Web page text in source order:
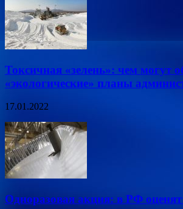
Токсичная «зелень»: чем могут
«экологические» планы
17.01.2022
Одноразовая акция: в РФ оценят